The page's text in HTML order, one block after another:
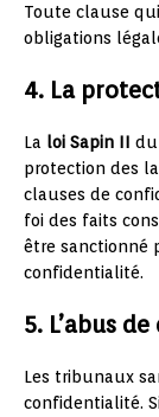
Toute clause
obligations
4. La
La loi Sapin II du
protection des
clauses de
foi des faits
être sanctionné
confidentialité.
5. L’abus
Les tribunaux
confidentialité.